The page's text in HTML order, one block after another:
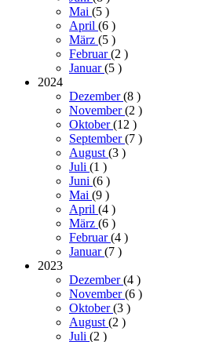
Mai (5 )
April (6 )
März (5 )
Februar(2 )
Januar(5 )
2024
Dezember(8 )
November(2 )
Oktober(12 )
September(7 )
August(3 )
Juli (1 )
Juni (6 )
Mai (9 )
April (4 )
März (6 )
Februar(4 )
Januar(7 )
2023
Dezember(4 )
November(6 )
Oktober(3 )
August(2 )
Juli (2 )